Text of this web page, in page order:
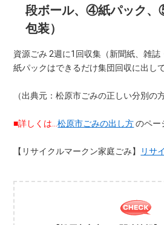
段ボール、④紙パック
包装）
資源ごみ 2週に1回収集（新聞紙、雑誌
紙パックはできるだけ集団回収に出し
（出典元：松原市ごみの正しい分別の
■詳しくは…松原市ごみの出し方のペー
【リサイクルマークン家庭ごみ】 リサ